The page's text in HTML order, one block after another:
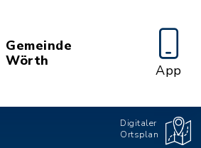
Gemeinde
Wörth
App
Digitaler
Ortsplan